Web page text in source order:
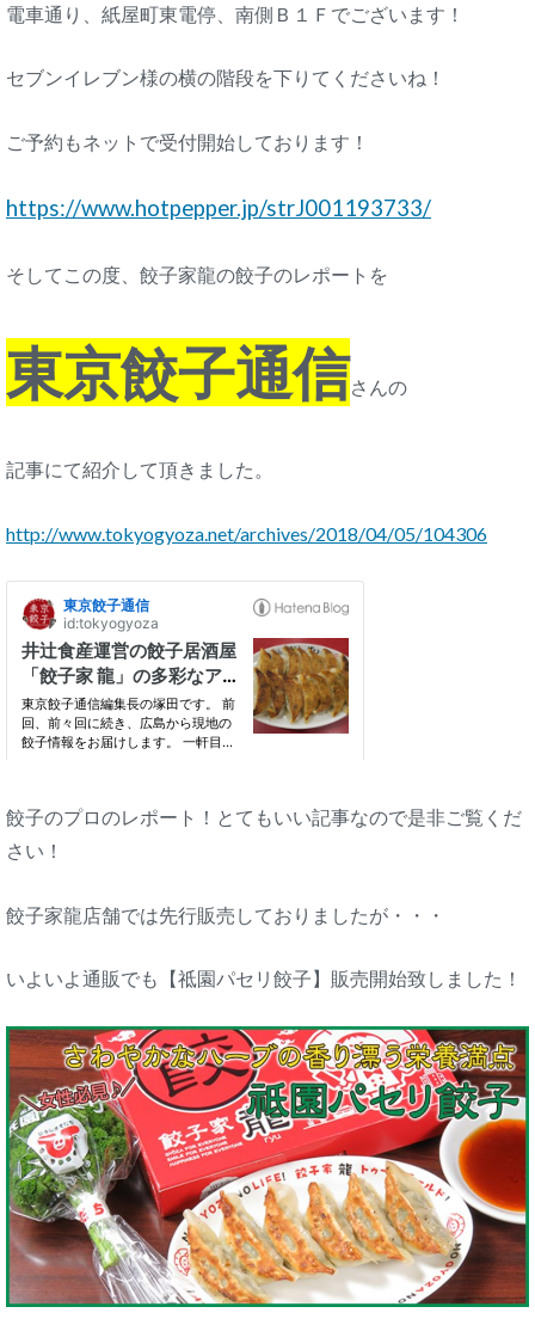
電車通り、紙屋町東電停、南側Ｂ１Ｆでございます！
セブンイレブン様の横の階段を下りてくださいね！
ご予約もネットで受付開始しております！
https://www.hotpepper.jp/strJ001193733/
そしてこの度、餃子家龍の餃子のレポートを
東京餃子通信さんの
記事にて紹介して頂きました。
http://www.tokyogyoza.net/archives/2018/04/05/104306
餃子のプロのレポート！とてもいい記事なので是非ご覧くだ
さい！
餃子家龍店舗では先行販売しておりましたが・・・
いよいよ通販でも【祗園パセリ餃子】販売開始致しました！